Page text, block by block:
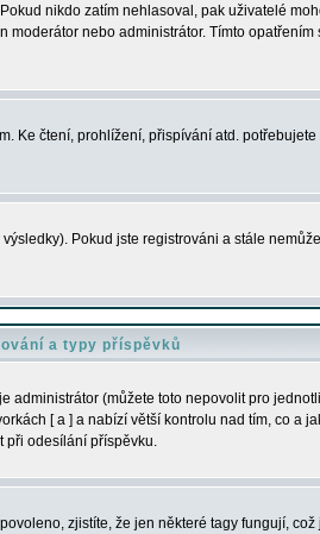
nikdo zatím nehlasoval, pak uživatelé
nebo administrátor. Tímto
Ke čtení, prohlížení, přispívání atd.
Pokud jste registrováni a stále
a typy příspěvků
administrátor (můžete toto nepovolit pro
[ a ] a nabízí větší kontrolu nad tím, co a
při odesílání příspěvku.
zjistíte, že jen některé tagy fungují, což